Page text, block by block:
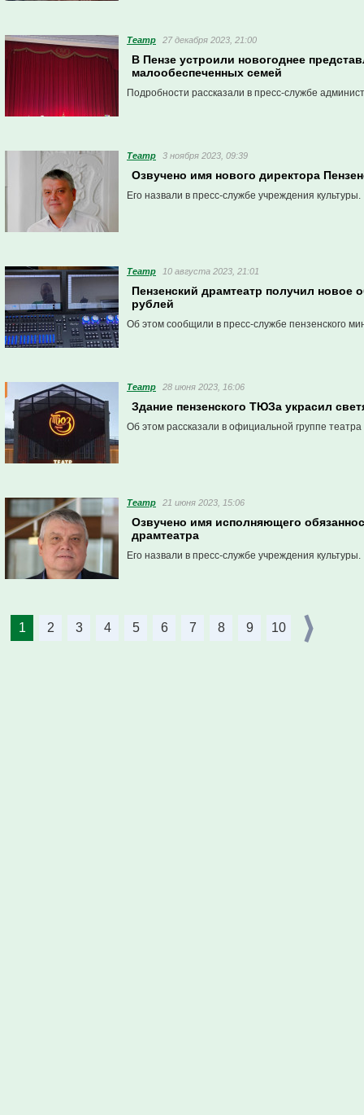
Театр 27 декабря 2023, 21:00
В Пензе устроили новогоднее
малообеспеченных семей
Подробности рассказали в пресс-службе
Театр 3 ноября 2023, 09:39
Озвучено имя нового директора
Его назвали в пресс-службе учреждения культуры.
Театр 10 августа 2023, 21:01
Пензенский драмтеатр получил новое
рублей
Об этом сообщили в пресс-службе пензенского
Театр 28 июня 2023, 16:06
Здание пензенского ТЮЗа украсил
Об этом рассказали в официальной группе
Театр 21 июня 2023, 15:06
Озвучено имя исполняющего
драмтеатра
Его назвали в пресс-службе учреждения культуры.
1 2 3 4 5 6 7 8 9 10